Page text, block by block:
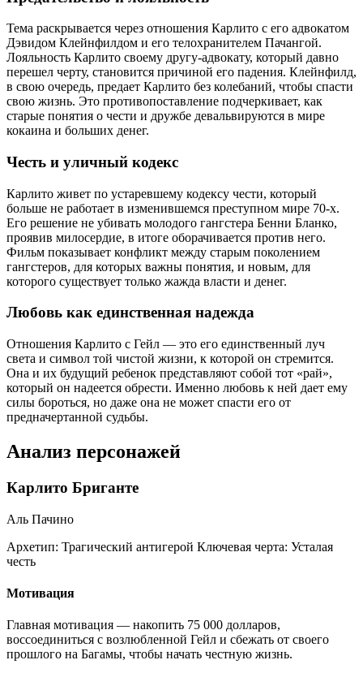
Тема раскрывается через отношения Карлито с его адвокатом
Дэвидом Клейнфилдом и его телохранителем Пачангой.
Лояльность Карлито своему другу-адвокату, который давно
перешел черту, становится причиной его падения. Клейнфилд,
в свою очередь, предает Карлито без колебаний, чтобы спасти
свою жизнь. Это противопоставление подчеркивает, как
старые понятия о чести и дружбе девальвируются в мире
кокаина и больших денег.
Честь и уличный кодекс
Карлито живет по устаревшему кодексу чести, который
больше не работает в изменившемся преступном мире 70-х.
Его решение не убивать молодого гангстера Бенни Бланко,
проявив милосердие, в итоге оборачивается против него.
Фильм показывает конфликт между старым поколением
гангстеров, для которых важны понятия, и новым, для
которого существует только жажда власти и денег.
Любовь как единственная надежда
Отношения Карлито с Гейл — это его единственный луч
света и символ той чистой жизни, к которой он стремится.
Она и их будущий ребенок представляют собой тот «рай»,
который он надеется обрести. Именно любовь к ней дает ему
силы бороться, но даже она не может спасти его от
предначертанной судьбы.
Анализ персонажей
Карлито Бриганте
Аль Пачино
Архетип: Трагический антигерой Ключевая черта: Усталая
честь
Мотивация
Главная мотивация — накопить 75 000 долларов,
воссоединиться с возлюбленной Гейл и сбежать от своего
прошлого на Багамы, чтобы начать честную жизнь.